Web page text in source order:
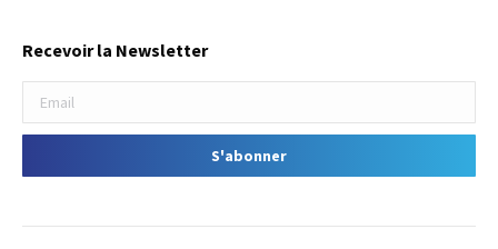
Recevoir la Newsletter